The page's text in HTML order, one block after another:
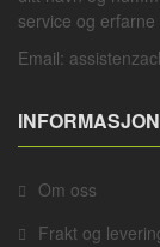
service og
Email:
INFORMASJON
Om oss
Frakt og